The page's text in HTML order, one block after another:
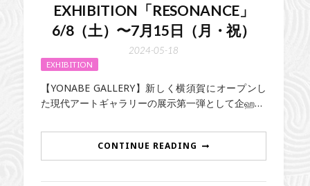
EXHIBITION「RESONANCE」
6/8（土）〜7月15日（月・祝）
2024-05-18
EXHIBITION
【YONABE GALLERY】新しく横須賀にオープンし
た現代アートギャラリーの展示第一弾として企ஹ…
CONTINUE READING